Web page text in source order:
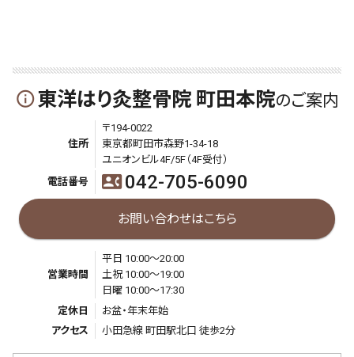
info_outline東洋はり灸整骨院 町田本院のご案内
住所
〒194-0022
東京都町田市森野1-34-18
ユニオンビル4F/5F（4F受付）
電話番号
contact_phone 042-705-6090
お問い合わせはこちら
営業時間
平日 10:00～20:00
土祝 10:00～19:00
日曜 10:00～17:30
定休日
お盆・年末年始
アクセス
小田急線 町田駅北口 徒歩2分